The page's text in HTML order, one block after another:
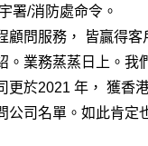
署/消防處命令。
顧問服務， 皆贏得客
。業務蒸蒸日上。我
更於2021 年， 獲香
公司名單。如此肯定